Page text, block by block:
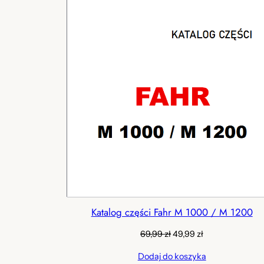
Katalog części Fahr M 1000 / M 1200
69,99złPierwotna
wynosiła:
49,99złAktualna
wynosi:
Dodaj do koszyka